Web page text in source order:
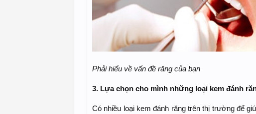
Phải hiểu về vấn đề răng của bạn
3. Lựa chọn cho mình những loại kem đánh
Có nhiều loại kem đánh răng trên thị trường để